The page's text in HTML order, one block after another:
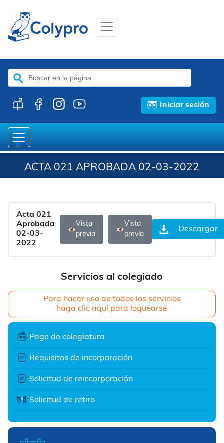
Buscar:
Iniciar sesión
ACTA 021 APROBADA 02-03-2022
Servicios al colegiado
Para hacer uso de todos los servicios
haga clic aquí para loguearse
Pago de colegiatura
Requisitos de incorporación
Solicitud de reincorporación
Solicitud de retiro
Acta 021
Aprobada
02-03-
2022
Vista
previa
Vista
previa
Descargar